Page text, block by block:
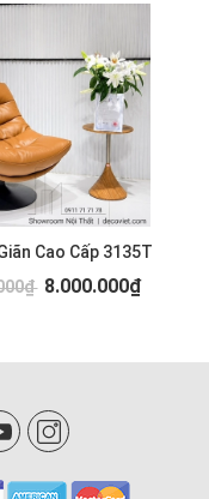
Cao Cấp 3135T
8.000.000₫